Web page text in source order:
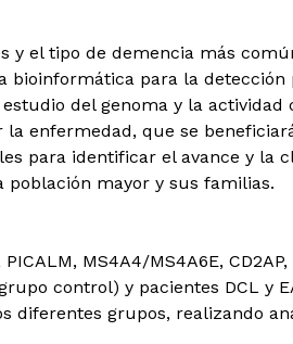
y el tipo de demencia más
bioinformática para la
del genoma y la actividad
enfermedad, que se
para identificar el avance y la
mayor y sus familias.
MS4A4/MS4A6E, CD2AP,
control) y pacientes DCL y
diferentes grupos, realizando